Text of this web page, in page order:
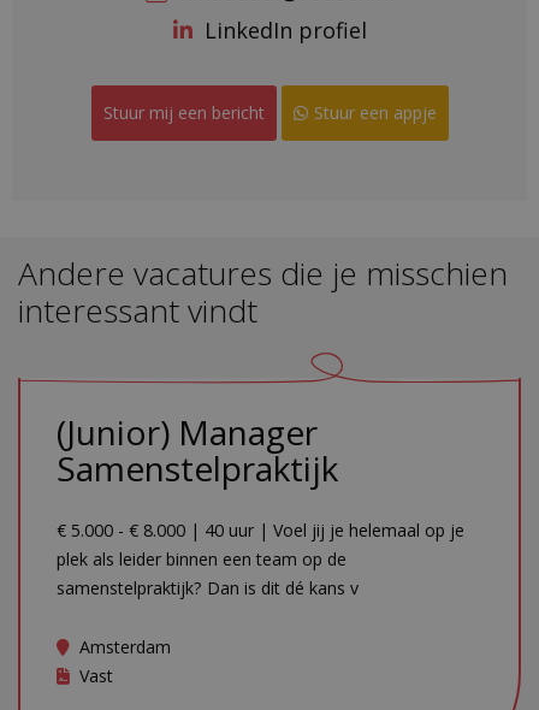
LinkedIn profiel
Stuur mij een bericht Stuur een appje
Andere vacatures die je misschien
interessant vindt
(Junior) Manager
Samenstelpraktijk
€ 5.000 - € 8.000 | 40 uur | Voel jij je helemaal op je
plek als leider binnen een team op de
samenstelpraktijk? Dan is dit dé kans v
Amsterdam
Vast